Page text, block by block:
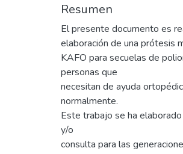
Resumen
El presente documento es
elaboración de una prótesis
KAFO para secuelas de
personas que
necesitan de ayuda
normalmente.
Este trabajo se ha
y/o
consulta para las